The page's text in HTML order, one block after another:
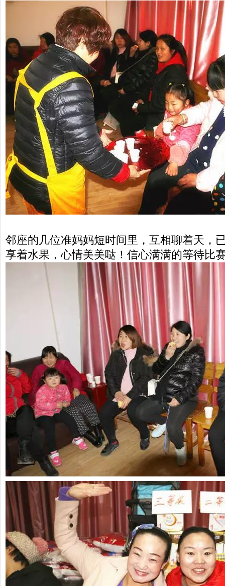
邻座的几位准妈妈短时间里，互相聊着天，
享着水果，心情美美哒！信心满满的等待比